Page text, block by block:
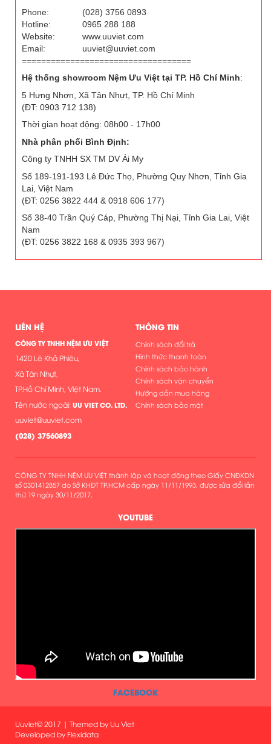
Phone:
(028) 3756 0893
Hotline:
0965 288 188
Website:
www.uuviet.com
Email:
uuviet@uuviet.com
===================================
Hệ thống showroom Nệm Ưu Việt tại TP. Hồ Chí Minh:
5 Hưng Nhơn, Xã Tân Nhựt, TP. Hồ Chí Minh
(ĐT: 0903 712 138)
Thời gian hoạt động: 08h00 - 17h00
Nhà phân phối Bình Định:
Công ty TNHH SX TM DV Ái My
Số 189-191-193 Lê Đức Thọ, Phường Quy Nhơn, Tỉnh Gia
Lai, Việt Nam
(ĐT: 0256 3822 444 & 0918 606 177)
Số 38-40 Trần Quý Cáp, Phường Thị Nại, Tỉnh Gia Lai, Việt
Nam
(ĐT: 0256 3822 168 & 0935 393 967)
LIÊN HỆ
CÔNG TY TNHH NỆM ƯU VIỆT
1420 Lê Khả Phiêu,
Xã Tân Nhựt,
TP.Hồ Chí Minh, Việt Nam.
Tên nước ngoài: UU VIET CO. LTD.
uuviet@uuviet.com
(028) 37560893
THÔNG TIN
Chính sách đổi trả
Hình thức thanh toán
Chính sách bảo hành
Chính sách vận chuyển
Hướng dẫn mua hàng
Chính sách bảo mật
CÔNG TY TNHH NỆM ƯU VIỆT thành lập và hoạt động theo Giấy CNĐKDN
số 0301412857 do Sở KHĐT TP.HCM cấp ngày 11/11/1993, được sửa đổi lần
thứ 19 ngày 30/11/2017.
YOUTUBE
FACEBOOK
Uuviet© 2017 | Themed by Uu Viet
Developed byFlexidata